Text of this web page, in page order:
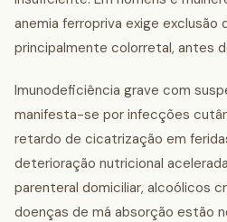
anemia ferropriva exige exclusão
principalmente colorretal, antes
Imunodeficiência grave com
manifesta-se por infecções
retardo de cicatrização em
deterioração nutricional
parenteral domiciliar, alcoólicos
doenças de má absorção estão